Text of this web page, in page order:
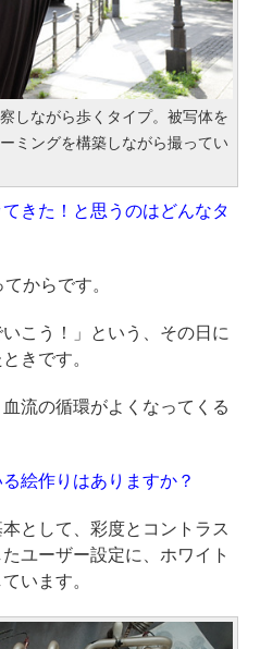
しながら歩くタイプ。被写体を
ミングを構築しながら撮ってい
きた！と思うのはどんなタ
からです。
こう！」という、その日に
きです。
流の循環がよくなってくる
絵作りはありますか？
として、彩度とコントラス
ユーザー設定に、ホワイト
います。